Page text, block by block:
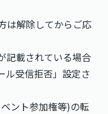
は解除してからご応
記載されている場合
ル受信拒否」設定さ
ント参加権等)の転